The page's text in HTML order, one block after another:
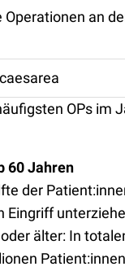
Operationen an
OPs im
60 Jahren
der
Eingriff
älter: In